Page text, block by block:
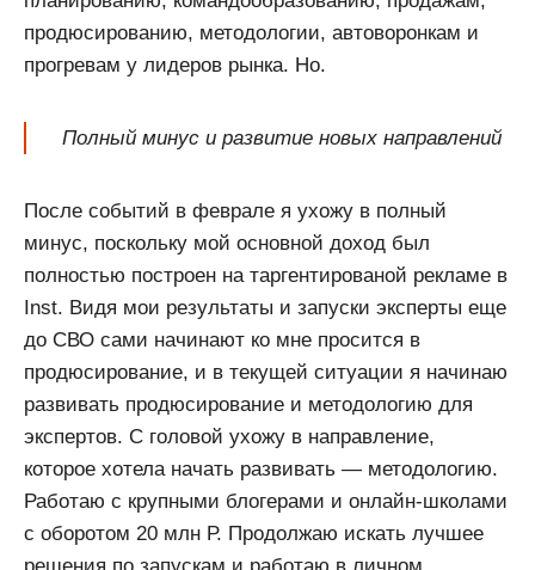
продюсированию, методологии, автоворонкам и
прогревам у лидеров рынка. Но.
Полный минус и развитие новых направлений
После событий в феврале я ухожу в полный
минус, поскольку мой основной доход был
полностью построен на таргентированой рекламе в
Inst. Видя мои результаты и запуски эксперты еще
до СВО сами начинают ко мне просится в
продюсирование, и в текущей ситуации я начинаю
развивать продюсирование и методологию для
экспертов. С головой ухожу в направление,
которое хотела начать развивать — методологию.
Работаю с крупными блогерами и онлайн-школами
с оборотом 20 млн Р. Продолжаю искать лучшее